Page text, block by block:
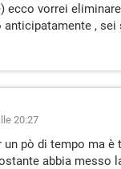
ecco vorrei
anticipatamente ,
20:27
un pò di tempo ma
abbia messo